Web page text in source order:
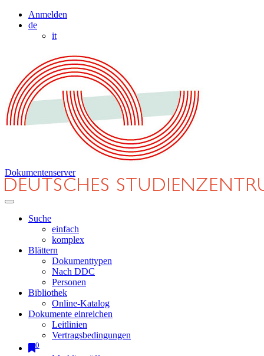
Anmelden
de
it
Dokumentenserver
Suche
einfach
komplex
Blättern
Dokumenttypen
Nach DDC
Personen
Bibliothek
Online-Katalog
Dokumente einreichen
Leitlinien
Vertragsbedingungen
0